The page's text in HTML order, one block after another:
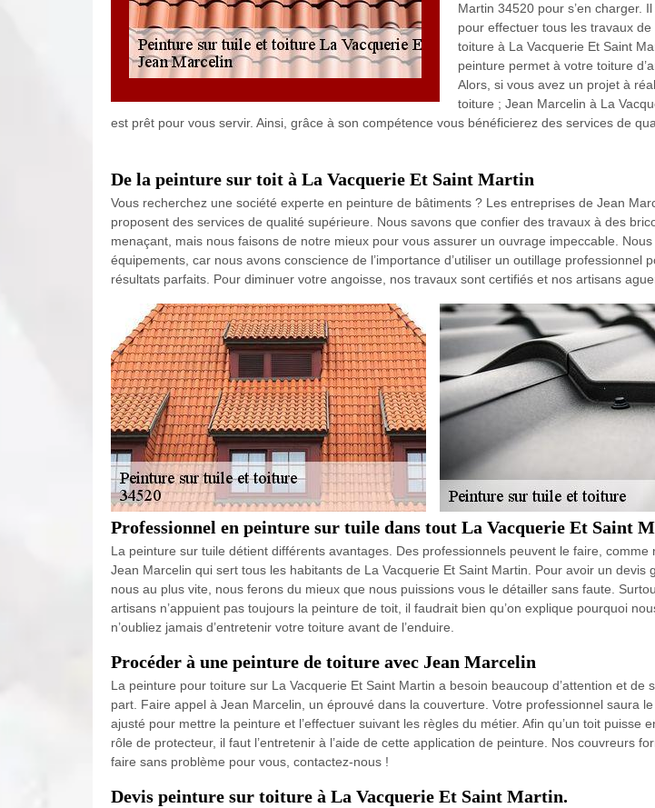
Martin 34520 pour s’en charger.
pour effectuer tous les travaux
toiture à La Vacquerie Et Saint
peinture permet à votre toiture
Alors, si vous avez un projet à
toiture ; Jean Marcelin à La
est prêt pour vous servir. Ainsi, grâce à son compétence vous bénéficierez des services de
De la peinture sur toit à La Vacquerie Et Saint Martin
Vous recherchez une société experte en peinture de bâtiments ? Les entreprises de Jean
proposent des services de qualité supérieure. Nous savons que confier des travaux à des
menaçant, mais nous faisons de notre mieux pour vous assurer un ouvrage impeccable.
équipements, car nous avons conscience de l’importance d’utiliser un outillage professionnel
résultats parfaits. Pour diminuer votre angoisse, nos travaux sont certifiés et nos artisans
Professionnel en peinture sur tuile dans tout La Vacquerie Et Saint
La peinture sur tuile détient différents avantages. Des professionnels peuvent le faire, comme
Jean Marcelin qui sert tous les habitants de La Vacquerie Et Saint Martin. Pour avoir un devis
nous au plus vite, nous ferons du mieux que nous puissions vous le détailler sans faute.
artisans n’appuient pas toujours la peinture de toit, il faudrait bien qu’on explique pourquoi
n’oubliez jamais d’entretenir votre toiture avant de l’enduire.
Procéder à une peinture de toiture avec Jean Marcelin
La peinture pour toiture sur La Vacquerie Et Saint Martin a besoin beaucoup d’attention et de
part. Faire appel à Jean Marcelin, un éprouvé dans la couverture. Votre professionnel saura
ajusté pour mettre la peinture et l’effectuer suivant les règles du métier. Afin qu’un toit puisse
rôle de protecteur, il faut l’entretenir à l’aide de cette application de peinture. Nos couvreurs
faire sans problème pour vous, contactez-nous !
Devis peinture sur toiture à La Vacquerie Et Saint Martin.